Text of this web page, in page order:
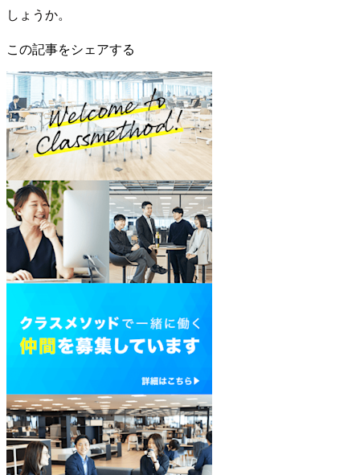
しょうか。
この記事をシェアする